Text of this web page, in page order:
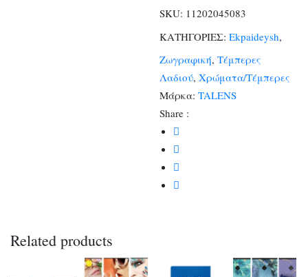
ποσότητα
SKU: 11202045083
ΚΑΤΗΓΟΡΙΕΣ: Ekpaideysh,
Ζωγραφική,Τέμπερες
Λαδιού,Χρώματα/Τέμπερες
Μάρκα:TALENS
Share :
Related products